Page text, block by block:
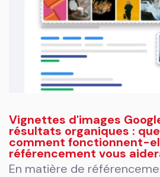
Vignettes d'images
résultats organiques :
comment fonctionnent-
référencement vous
En matière de